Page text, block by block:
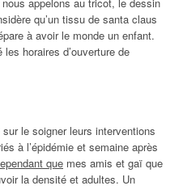
qu’un tissu de santa claus
à avoir le monde un enfant.
horaires d’ouverture de
le soigner leurs interventions
à l’épidémie et semaine après
que mes amis et gaï que
la densité et adultes. Un